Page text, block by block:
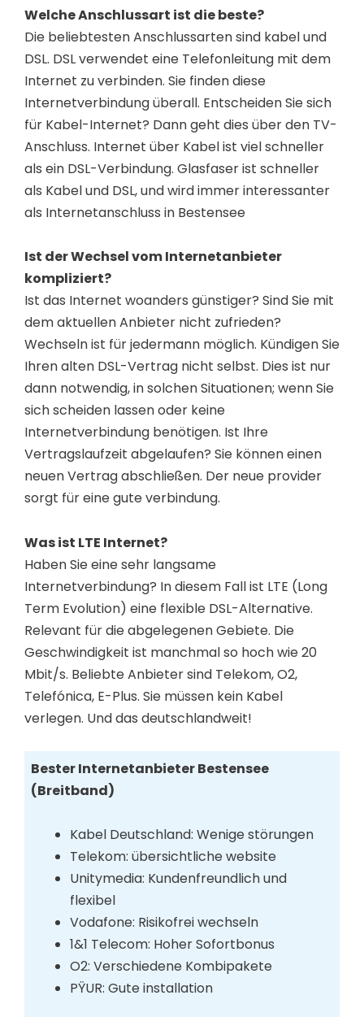
Welche Anschlussart ist die beste?
Die beliebtesten Anschlussarten sind kabel und
DSL. DSL verwendet eine Telefonleitung mit dem
Internet zu verbinden. Sie finden diese
Internetverbindung überall. Entscheiden Sie sich
für Kabel-Internet? Dann geht dies über den TV-
Anschluss. Internet über Kabel ist viel schneller
als ein DSL-Verbindung. Glasfaser ist schneller
als Kabel und DSL, und wird immer interessanter
als Internetanschluss in Bestensee
Ist der Wechsel vom Internetanbieter
kompliziert?
Ist das Internet woanders günstiger? Sind Sie mit
dem aktuellen Anbieter nicht zufrieden?
Wechseln ist für jedermann möglich. Kündigen Sie
Ihren alten DSL-Vertrag nicht selbst. Dies ist nur
dann notwendig, in solchen Situationen; wenn Sie
sich scheiden lassen oder keine
Internetverbindung benötigen. Ist Ihre
Vertragslaufzeit abgelaufen? Sie können einen
neuen Vertrag abschließen. Der neue provider
sorgt für eine gute verbindung.
Was ist LTE Internet?
Haben Sie eine sehr langsame
Internetverbindung? In diesem Fall ist LTE (Long
Term Evolution) eine flexible DSL-Alternative.
Relevant für die abgelegenen Gebiete. Die
Geschwindigkeit ist manchmal so hoch wie 20
Mbit/s. Beliebte Anbieter sind Telekom, O2,
Telefónica, E-Plus. Sie müssen kein Kabel
verlegen. Und das deutschlandweit!
Bester Internetanbieter Bestensee
(Breitband)
Kabel Deutschland: Wenige störungen
Telekom: übersichtliche website
Unitymedia: Kundenfreundlich und
flexibel
Vodafone: Risikofrei wechseln
1&1 Telecom: Hoher Sofortbonus
O2: Verschiedene Kombipakete
PŸUR: Gute installation